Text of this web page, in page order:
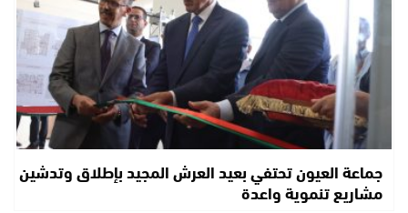
جماعة العيون تحتفي بعيد العرش المجيد بإطلاق وتدشين
مشاريع تنموية واعدة